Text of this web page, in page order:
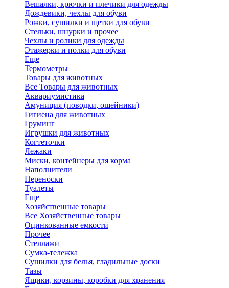
Вешалки, крючки и плечики для одежды
Дождевики, чехлы для обуви
Рожки, сушилки и щетки для обуви
Стельки, шнурки и прочее
Чехлы и ролики для одежды
Этажерки и полки для обуви
Еще
Термометры
Товары для животных
Все Товары для животных
Аквариумистика
Амуниция (поводки, ошейники)
Гигиена для животных
Груминг
Игрушки для животных
Когтеточки
Лежаки
Миски, контейнеры для корма
Наполнители
Переноски
Туалеты
Еще
Хозяйственные товары
Все Хозяйственные товары
Оцинкованные емкости
Прочее
Стеллажи
Сумка-тележка
Сушилки для белья, гладильные доски
Тазы
Ящики, корзины, коробки для хранения